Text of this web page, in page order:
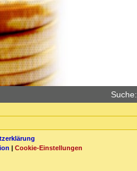
Suche:
| Cookie-Einstellungen